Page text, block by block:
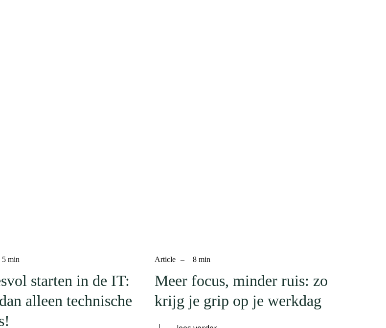
5 min
starten in de IT:
alleen technische
Article – 8 min
Meer focus, minder ruis: zo
krijg je grip op je werkdag